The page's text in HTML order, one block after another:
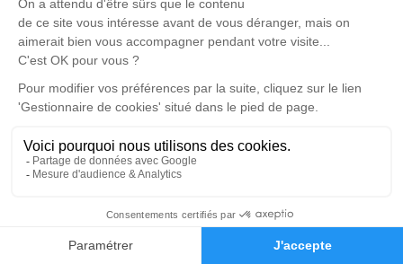
Faire-part Hommages
Je rends hommage
Cérémonie religieuse
Église Catholique de Sainte-Anne
Bourg
97180 Sainte-Anne
Je rends hommage